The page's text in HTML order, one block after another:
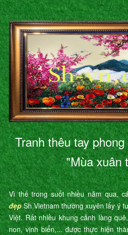
Tranh thêu tay
"Mùa xuân
Vì thế trong suốt nhiều năm qua,
đẹpSh Vietnam thường xuyên lấy ý
Việt. Rất nhiều khung cảnh làng
non, vịnh biển,... được thực hiện